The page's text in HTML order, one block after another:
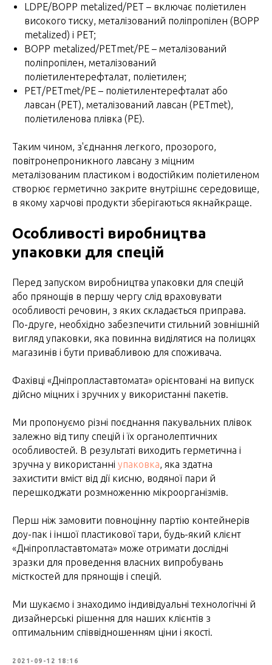
LDPE/BOPP metalized/PET – включає поліетилен
високого тиску, металізований поліпропілен (BOPP
metalized) і PET;
BOPP metalized/PETmet/PE – металізований
поліпропілен, металізований
поліетилентерефталат, поліетилен;
РЕТ/PETmet/PE – поліетилентерефталат або
лавсан (PET), металізований лавсан (PETmet),
поліетиленова плівка (PE).
Таким чином, з'єднання легкого, прозорого,
повітронепроникного лавсану з міцним
металізованим пластиком і водостійким поліетиленом
створює герметично закрите внутрішнє середовище,
в якому харчові продукти зберігаються якнайкраще.
Особливості виробництва
упаковки для спецій
Перед запуском виробництва упаковки для спецій
або прянощів в першу чергу слід враховувати
особливості речовин, з яких складається приправа.
По-друге, необхідно забезпечити стильний зовнішній
вигляд упаковки, яка повинна виділятися на полицях
магазинів і бути привабливою для споживача.
Фахівці «Дніпропластавтомата» орієнтовані на випуск
дійсно міцних і зручних у використанні пакетів.
Ми пропонуємо різні поєднання пакувальних плівок
залежно від типу спецій і їх органолептичних
особливостей. В результаті виходить герметична і
зручна у використанні упаковка, яка здатна
захистити вміст від дії кисню, водяної пари й
перешкоджати розмноженню мікроорганізмів.
Перш ніж замовити повноцінну партію контейнерів
доу-пак і іншої пластикової тари, будь-який клієнт
«Дніпропластавтомата» може отримати дослідні
зразки для проведення власних випробувань
місткостей для прянощів і спецій.
Ми шукаємо і знаходимо індивідуальні технологічні й
дизайнерські рішення для наших клієнтів з
оптимальним співвідношенням ціни і якості.
2021-09-12 18:16